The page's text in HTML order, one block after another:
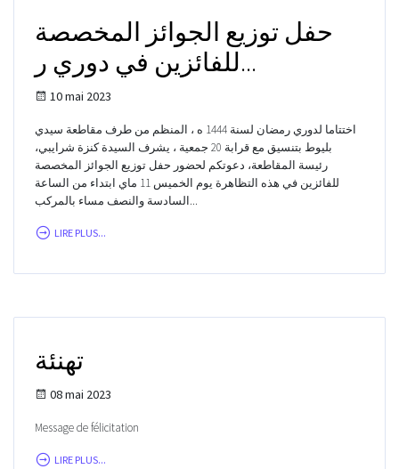
حفل توزيع الجوائز المخصصة
للفائزين في دوري ر...
10 mai 2023
اختتاما لدوري رمضان لسنة 1444 ه ، المنظم من طرف مقاطعة سيدي
بليوط بتنسيق مع قرابة 20 جمعية ، يشرف السيدة كنزة شرايبي،
رئيسة المقاطعة، دعوتكم لحضور حفل توزيع الجوائز المخصصة
للفائزين في هذه التظاهرة يوم الخميس 11 ماي ابتداء من الساعة
السادسة والنصف مساء بالمركب...
LIRE PLUS...
تهنئة
08 mai 2023
Message de félicitation
LIRE PLUS...